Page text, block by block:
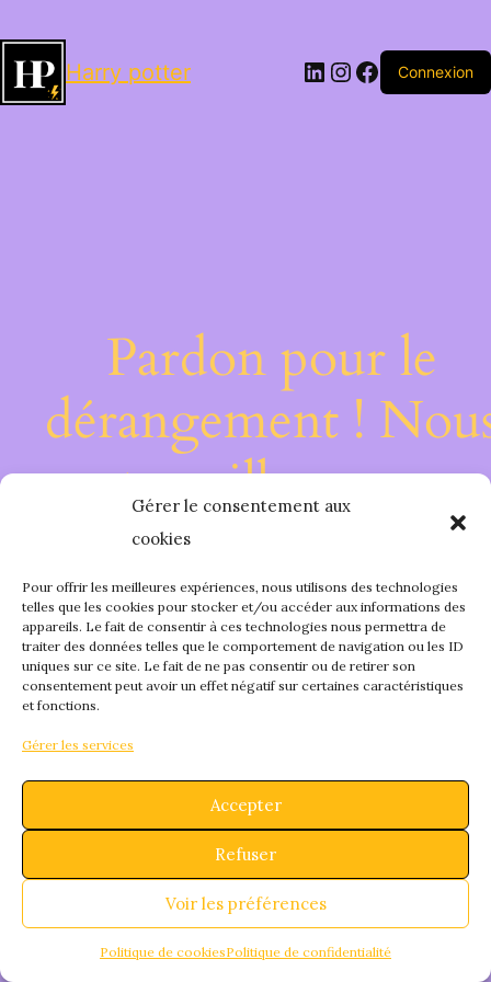
Gérer le consentement aux
cookies
Pour offrir les meilleures expériences, nous utilisons des technologies
telles que les cookies pour stocker et/ou accéder aux informations des
appareils. Le fait de consentir à ces technologies nous permettra de
traiter des données telles que le comportement de navigation ou les ID
uniques sur ce site. Le fait de ne pas consentir ou de retirer son
consentement peut avoir un effet négatif sur certaines caractéristiques
et fonctions.
Gérer les services
Accepter
Refuser
Voir les préférences
Politique de cookiesPolitique de confidentialité
Harry potter LinkedIn
Instagram
Facebook
Connexion
Pardon pour le
dérangement !
travaillons sur
quelque chose de
fantastique –
bientôt !